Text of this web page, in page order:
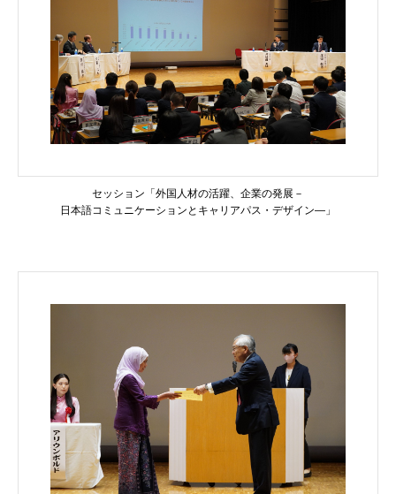
セッション「外国人材の活躍、企業の発展－
日本語コミュニケーションとキャリアパス・デザイン―」